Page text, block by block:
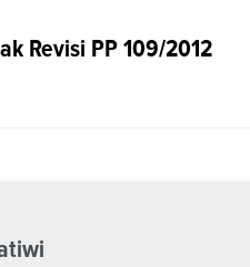
Revisi PP 109/2012